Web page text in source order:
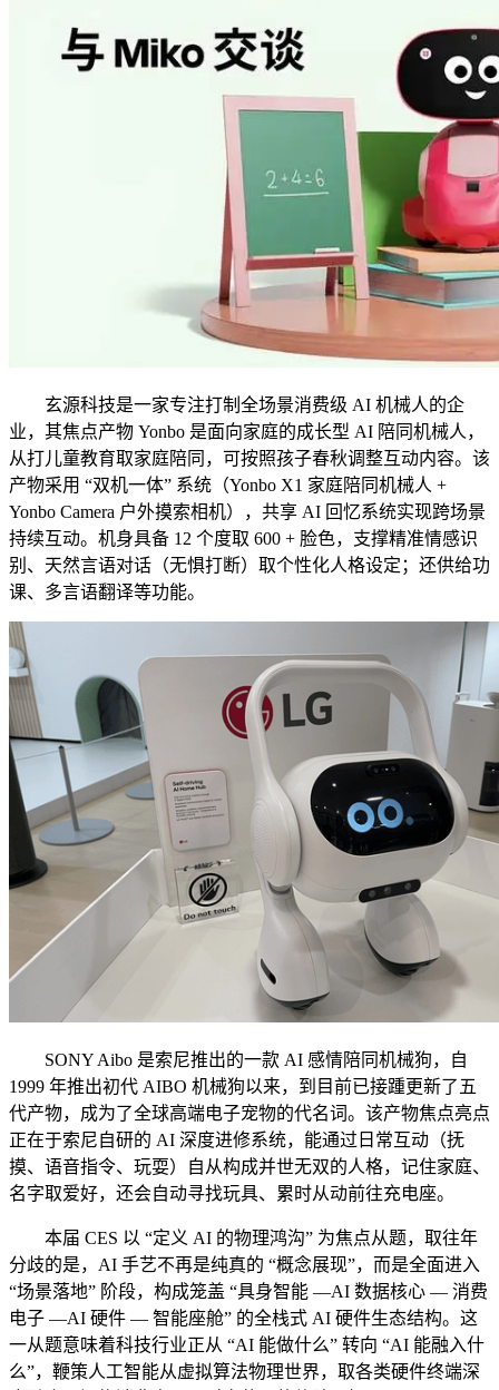
玄源科技是一家专注打制全场景消费级 AI 机械人的企
业，其焦点产物 Yonbo 是面向家庭的成长型 AI 陪同机械人，
从打儿童教育取家庭陪同，可按照孩子春秋调整互动内容。该
产物采用 “双机一体” 系统（Yonbo X1 家庭陪同机械人 +
Yonbo Camera 户外摸索相机），共享 AI 回忆系统实现跨场景
持续互动。机身具备 12 个度取 600 + 脸色，支撑精准情感识
别、天然言语对话（无惧打断）取个性化人格设定；还供给功
课、多言语翻译等功能。
SONY Aibo 是索尼推出的一款 AI 感情陪同机械狗，自
1999 年推出初代 AIBO 机械狗以来，到目前已接踵更新了五
代产物，成为了全球高端电子宠物的代名词。该产物焦点亮点
正在于索尼自研的 AI 深度进修系统，能通过日常互动（抚
摸、语音指令、玩耍）自从构成并世无双的人格，记住家庭、
名字取爱好，还会自动寻找玩具、累时从动前往充电座。
本届 CES 以 “定义 AI 的物理鸿沟” 为焦点从题，取往年
分歧的是，AI 手艺不再是纯真的 “概念展现”，而是全面进入
“场景落地” 阶段，构成笼盖 “具身智能 —AI 数据核心 — 消费
电子 —AI 硬件 — 智能座舱” 的全栈式 AI 硬件生态结构。这
一从题意味着科技行业正从 “AI 能做什么” 转向 “AI 能融入什
么”，鞭策人工智能从虚拟算法物理世界，取各类硬件终端深